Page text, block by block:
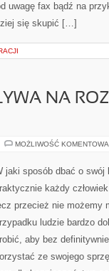
fax bądź na
się skupić […]
NA
MOŻLIWOŚĆ
jaki sposób dbać o swój
każdy
przecież nie możemy
ludzie bardzo
aby bez
ze swojego